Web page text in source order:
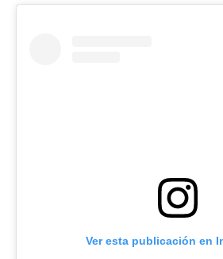
Ver esta publicación en